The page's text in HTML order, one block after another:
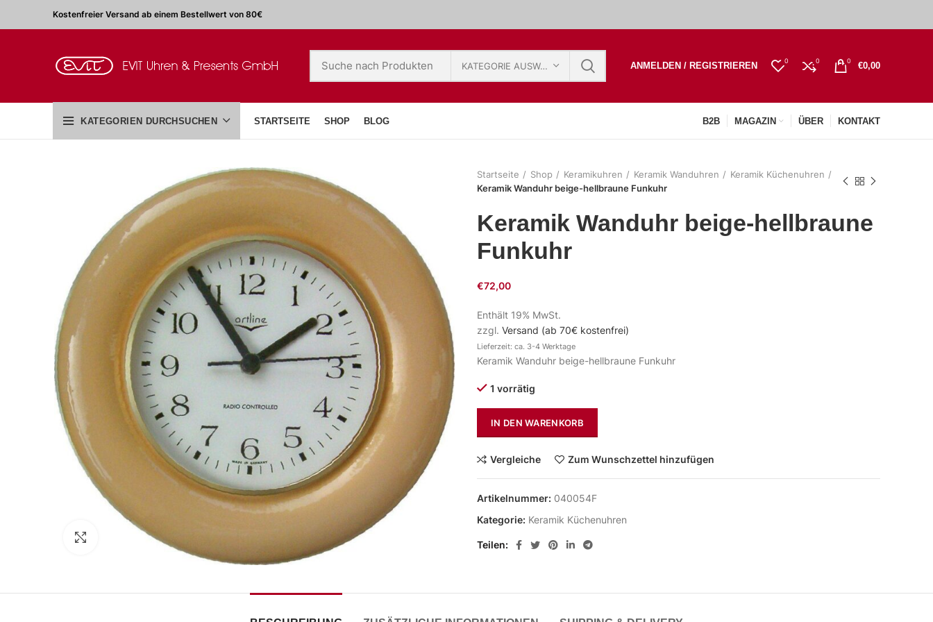
Kostenfreier Versand ab einem Bestellwert von 80€
KATEGORIE AUSWÄHLEN ANMELDEN / REGISTRIEREN 0 0 0 €0,00
KATEGORIEN DURCHSUCHEN STARTSEITE SHOP BLOG B2B MAGAZIN ÜBER KONTAKT
Zum Vergrößern klicken
Startseite Shop Keramikuhren Keramik Wanduhren
Keramik Küchenuhren
Keramik Wanduhr beige-hellbraune Funkuhr
Keramik Wanduhr beige-hellbraune
Funkuhr
€72,00
Enthält 19% MwSt.
zzgl. Versand (ab 70€ kostenfrei)
Lieferzeit: ca. 3-4 Werktage
Keramik Wanduhr beige-hellbraune Funkuhr
1 vorrätig
IN DEN WARENKORB
Vergleiche Zum Wunschzettel hinzufügen
Artikelnummer: 040054F
Kategorie: Keramik Küchenuhren
Teilen